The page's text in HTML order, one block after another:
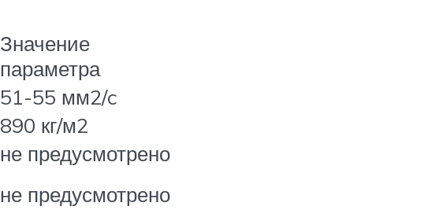
Значение
параметра
51-55 мм2/c
890 кг/м2
не предусмотрено
не предусмотрено